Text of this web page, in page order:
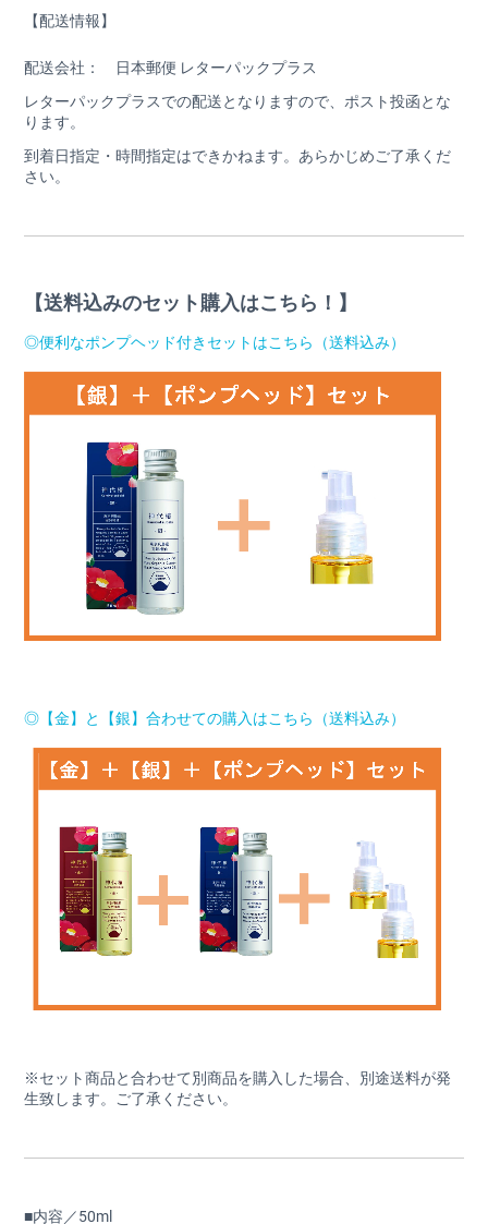
【配送情報】
配送会社： 日本郵便 レターパックプラス
レターパックプラスでの配送となりますので、ポスト投函とな
ります。
到着日指定・時間指定はできかねます。あらかじめご了承くだ
さい。
【送料込みのセット購入はこちら！】
◎便利なポンプヘッド付きセットはこちら（送料込み）
◎【金】と【銀】合わせての購入はこちら（送料込み）
※セット商品と合わせて別商品を購入した場合、別途送料が発
生致します。ご了承ください。
■内容／50ml